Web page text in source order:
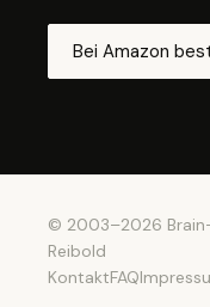
Bei Amazon
© 2003–2026 Brain-
Reibold
KontaktFAQ